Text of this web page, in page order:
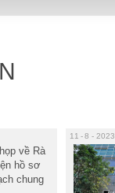
về Rà
hồ sơ
chung
11 8 - 2023